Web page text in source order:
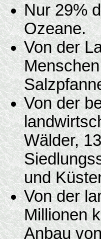
Nur 29%
Ozeane.
Von der
Von der
Wälder,
und
Von der
Millionen
Anbau